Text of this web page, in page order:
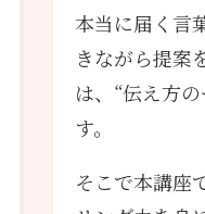
本当に届く言
きながら提案
は、“伝え方
す。
そこで本講座